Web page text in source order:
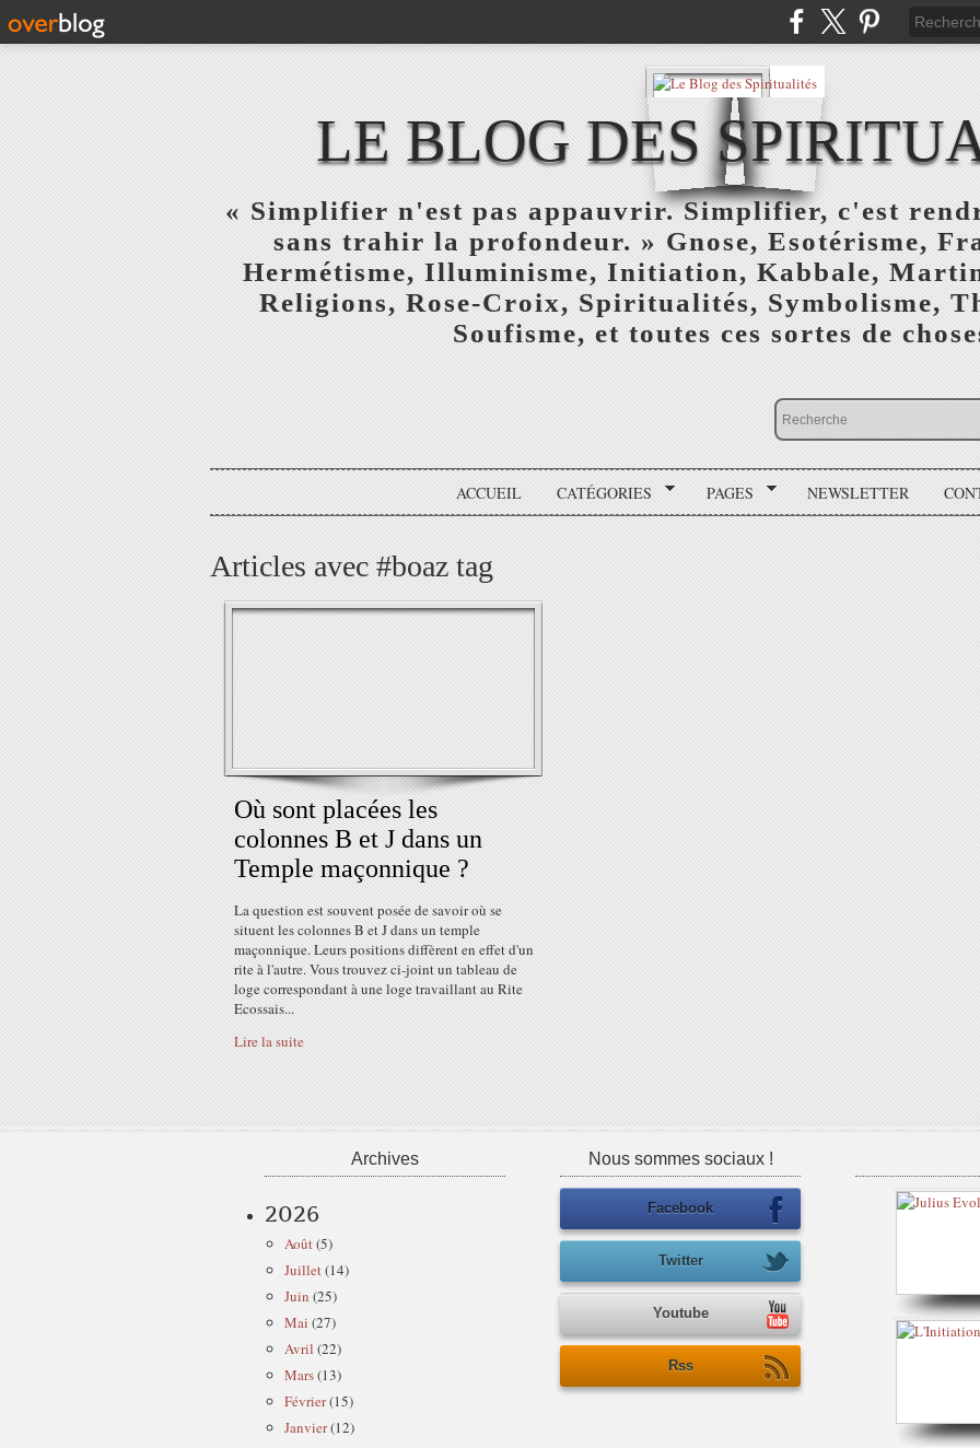
LE BLOG DES
« Simplifier n'est pas appauvrir. Simplifier, c'est
sans trahir la profondeur. » Gnose, Esotérisme,
Hermétisme, Illuminisme, Initiation, Kabbale,
Religions, Rose-Croix, Spiritualités, Symbolisme,
Soufisme, et toutes ces sortes de
ACCUEIL CATÉGORIES PAGES NEWSLETTER
Articles avec #boaz tag
Où sont placées les
colonnes B et J dans un
Temple maçonnique ?
La question est souvent posée de savoir où se
situent les colonnes B et J dans un temple
maçonnique. Leurs positions diffèrent en effet d'un
rite à l'autre. Vous trouvez ci-joint un tableau de
loge correspondant à une loge travaillant au Rite
Ecossais...
Lire la suite
Archives
2026
Août(5)
Juillet(14)
Juin (25)
Mai (27)
Avril (22)
Mars(13)
Février(15)
Janvier(12)
Nous sommes sociaux !
Facebook
Twitter
Youtube
Rss